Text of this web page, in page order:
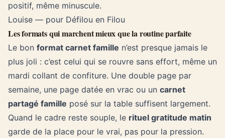
positif, même minuscule.
Louise — pour Défilou en Filou
Les formats qui marchent mieux que la routine parfaite
Le bon format carnet famille n’est presque jamais le
plus joli : c’est celui qui se rouvre sans effort, même un
mardi collant de confiture. Une double page par
semaine, une page datée en vrac ou un carnet
partagé famille posé sur la table suffisent largement.
Quand le cadre reste souple, le rituel gratitude matin
garde de la place pour le vrai, pas pour la pression.